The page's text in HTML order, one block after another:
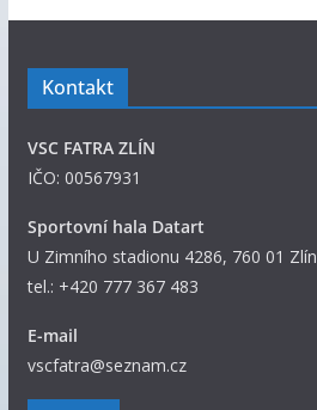
p
ř
ě
v
k
Kontakt
VSC FATRA ZLÍN
IČO: 00567931
Sportovní hala Datart
U Zimního stadionu 4286, 760 01 Zlín
tel.: +420 777 367 483
E-mail
vscfatra@seznam.cz